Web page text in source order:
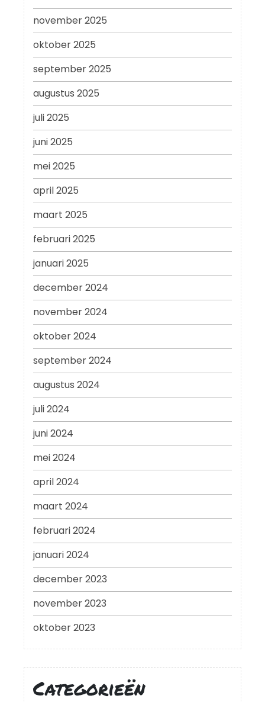
november 2025
oktober 2025
september 2025
augustus 2025
juli 2025
juni 2025
mei 2025
april 2025
maart 2025
februari 2025
januari 2025
december 2024
november 2024
oktober 2024
september 2024
augustus 2024
juli 2024
juni 2024
mei 2024
april 2024
maart 2024
februari 2024
januari 2024
december 2023
november 2023
oktober 2023
Categorieën